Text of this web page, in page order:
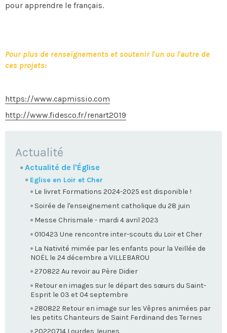
pour apprendre le français.
Pour plus de renseignements et soutenir l'un ou l'autre de
ces projets:
https://www.capmissio.com
http://www.fidesco.fr/renart2019
NAVIGATION
Actualité
Actualité de l'Église
Eglise en Loir et Cher
Le livret Formations 2024-2025 est disponible !
Soirée de l'enseignement catholique du 28 juin
Messe Chrismale - mardi 4 avril 2023
010423 Une rencontre inter-scouts du Loir et Cher
La Nativité mimée par les enfants pour la Veillée de
NOËL le 24 décembre a VILLEBAROU
270822 Au revoir au Père Didier
Retour en images sur le départ des sœurs du Saint-
Esprit le 03 et 04 septembre
280822 Retour en image sur les Vêpres animées par
les petits Chanteurs de Saint Ferdinand des Ternes